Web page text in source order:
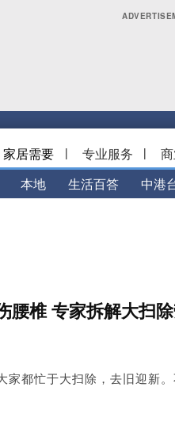
家居需要 | 专业服务 |
本地 生活百答 中港
腰椎 专家拆解大扫
家都忙于大扫除，去旧迎新